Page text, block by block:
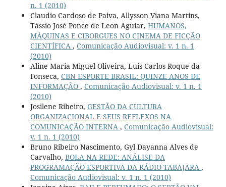
n. 1 (2010)
Claudio Cardoso de Paiva, Allysson Viana Martins,
Tássio José Ponce de Leon Aguiar, HUMANOS,
MÁQUINAS E CIBORGUES NO CINEMA DE FICÇÃO
CIENTÍFICA , Comunicação Audiovisual: v. 1 n. 1
(2010)
Aline Maria Miguel Oliveira, Luis Carlos Roque da
Fonseca, CBN ESPORTE BRASIL: QUINZE ANOS DE
INFORMAÇÃO , Comunicação Audiovisual: v. 1 n. 1
(2010)
Josilene Ribeiro, GESTÃO DA CULTURA
ORGANIZACIONAL E SEUS REFLEXOS NA
COMUNICAÇÃO INTERNA , Comunicação Audiovisual:
v. 1 n. 1 (2010)
Bruno Ribeiro Nascimento, Gyl Dayanna Alves de
Carvalho, BOLA NA REDE: ANÁLISE DA
PROGRAMAÇÃO ESPORTIVA DA RÁDIO TABAJARA ,
Comunicação Audiovisual: v. 1 n. 1 (2010)